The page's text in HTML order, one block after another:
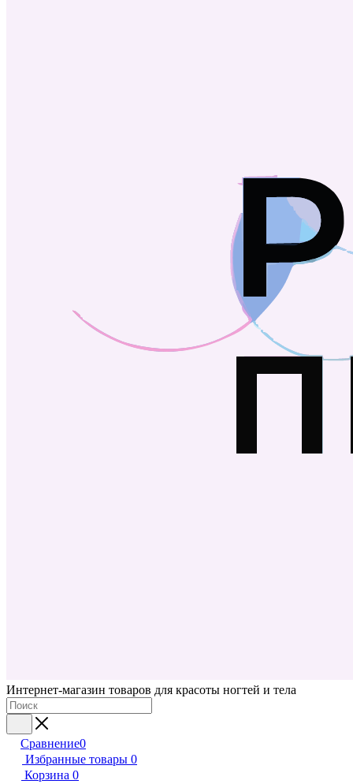
Интернет-магазин товаров для красоты ногтей и тела
Сравнение0
Избранные товары 0
Корзина 0